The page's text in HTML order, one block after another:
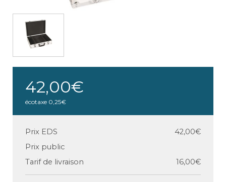
42,00€
écotaxe 0,25€
Prix EDS
42,00€
Prix public
Tarif de livraison
16,00€